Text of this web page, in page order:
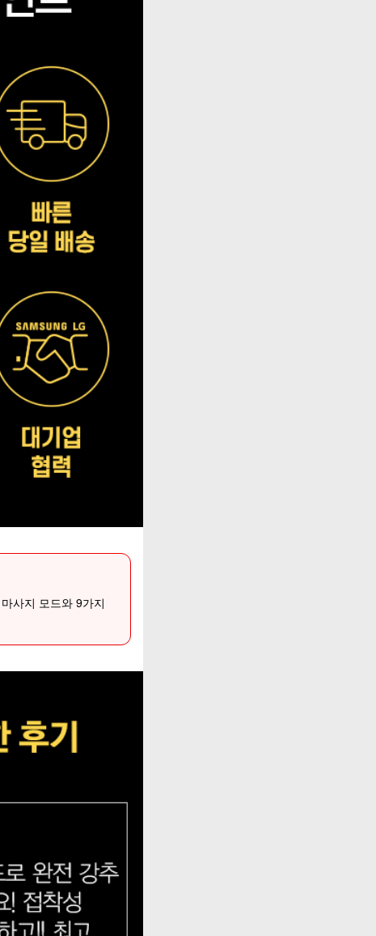
사지 모드와 9가지